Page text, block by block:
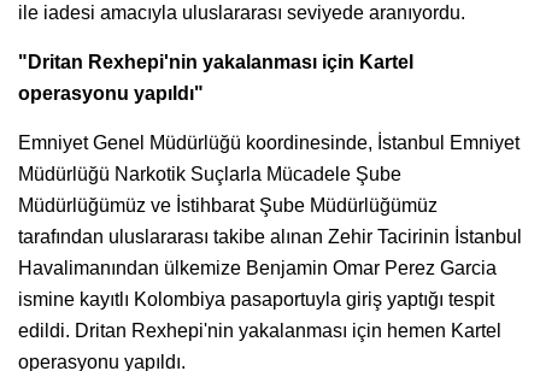
ile iadesi amacıyla uluslararası seviyede aranıyordu.
"Dritan Rexhepi'nin yakalanması için Kartel
operasyonu yapıldı"
Emniyet Genel Müdürlüğü koordinesinde, İstanbul Emniyet
Müdürlüğü Narkotik Suçlarla Mücadele Şube
Müdürlüğümüz ve İstihbarat Şube Müdürlüğümüz
tarafından uluslararası takibe alınan Zehir Tacirinin İstanbul
Havalimanından ülkemize Benjamin Omar Perez Garcia
ismine kayıtlı Kolombiya pasaportuyla giriş yaptığı tespit
edildi. Dritan Rexhepi'nin yakalanması için hemen Kartel
operasyonu yapıldı.